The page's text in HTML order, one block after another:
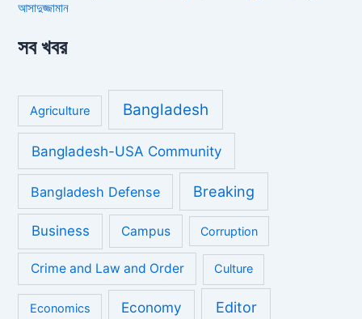
আসাদুজ্জামান
সব খবর
Agriculture Bangladesh
Bangladesh-USA Community
Bangladesh Defense Breaking
Business Campus Corruption
Crime and Law and Order Culture
Economics Economy Editor